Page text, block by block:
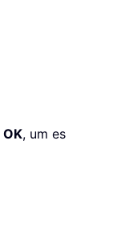
OK, um es